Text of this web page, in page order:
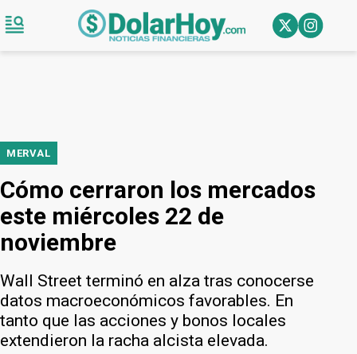
MERVAL
Cómo cerraron los mercados
este miércoles 22 de
noviembre
Wall Street terminó en alza tras conocerse
datos macroeconómicos favorables. En
tanto que las acciones y bonos locales
extendieron la racha alcista elevada.